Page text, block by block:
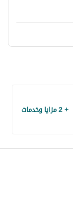
+ 2 مزايا وخدمات